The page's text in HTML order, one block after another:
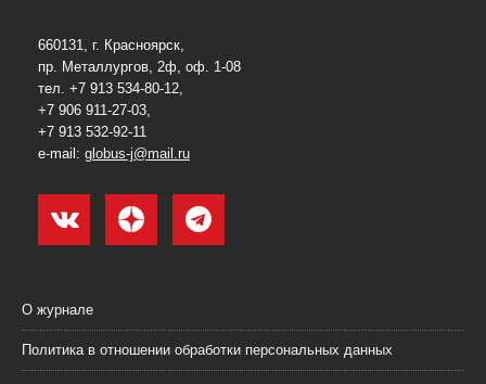
660131, г. Красноярск,
пр. Металлургов, 2ф, оф. 1-08
тел. +7 913 534-80-12,
+7 906 911-27-03,
+7 913 532-92-11
e-mail: globus-j@mail.ru
О журнале
Политика в отношении обработки персональных данных